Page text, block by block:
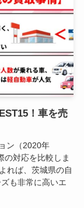
！車を売
ン（2020年
の対応を比較しま
れば、茨城県の自
も非常に高いエ